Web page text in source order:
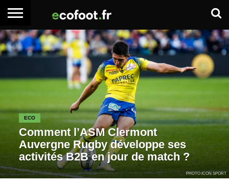
ACCUEIL
ARTICLES
PREMIUM
ADHÉSION
PREMIUM
SE
CONNECTER
EMPLOI
BOITE
À
OUTILS
ECO
Comment l’ASM Clermont
Auvergne Rugby développe ses
activités B2B en jour de match ?
PHOTO ICON SPORT